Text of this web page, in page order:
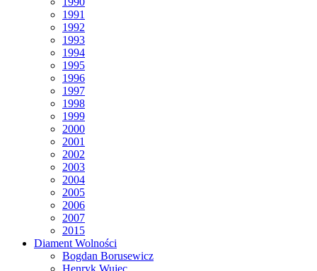
1991
1992
1993
1994
1995
1996
1997
1998
1999
2000
2001
2002
2003
2004
2005
2006
2007
2015
Diament Wolności
Bogdan Borusewicz
Henryk Wujec